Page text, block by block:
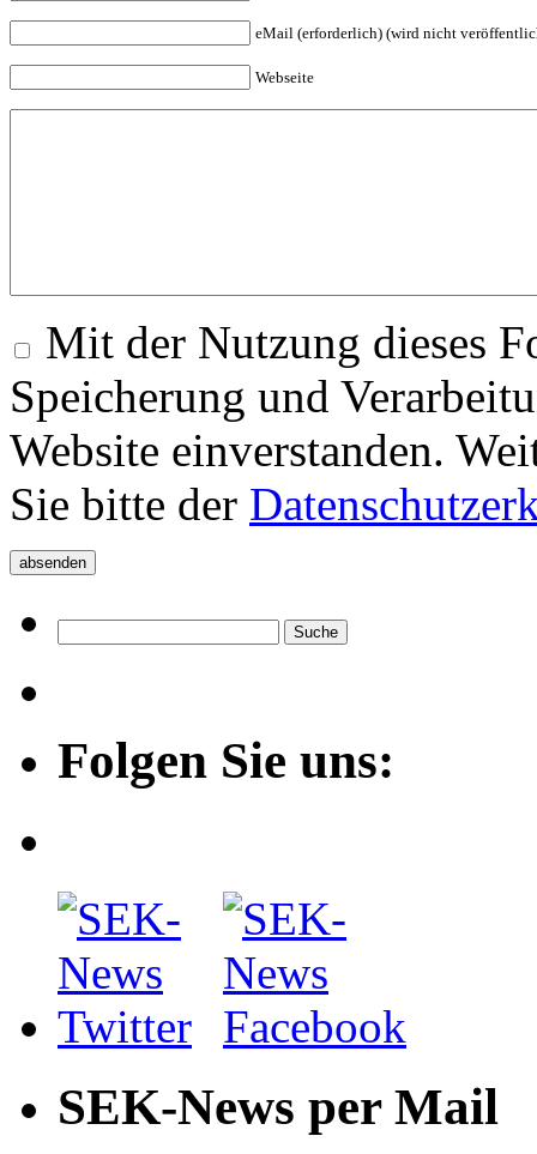
eMail (erforderlich) (wird nicht
Webseite
Mit der Nutzung dieses
Speicherung und
Website einverstanden.
Sie bitte der
Folgen Sie uns:
SEK-News per Mail